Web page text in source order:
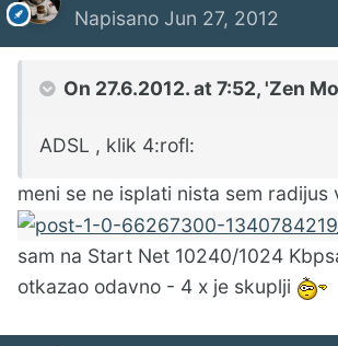
Napisano Jun 27, 2012
On 27.6.2012. at 7:52, 'Zen
ADSL , klik 4:rofl:
meni se ne isplati nista sem radijus
sam na Start Net 10240/1024
otkazao odavno - 4 x je skuplji